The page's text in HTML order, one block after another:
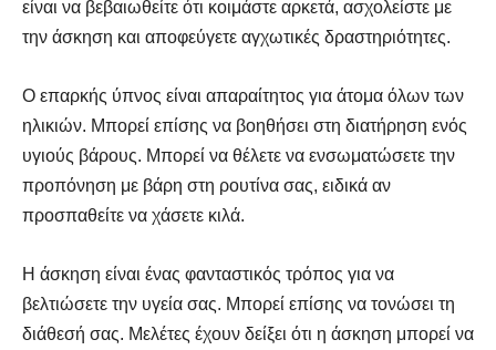
είναι να βεβαιωθείτε ότι κοιμάστε αρκετά, ασχολείστε με
την άσκηση και αποφεύγετε αγχωτικές δραστηριότητες.
Ο επαρκής ύπνος είναι απαραίτητος για άτομα όλων των
ηλικιών. Μπορεί επίσης να βοηθήσει στη διατήρηση ενός
υγιούς βάρους. Μπορεί να θέλετε να ενσωματώσετε την
προπόνηση με βάρη στη ρουτίνα σας, ειδικά αν
προσπαθείτε να χάσετε κιλά.
Η άσκηση είναι ένας φανταστικός τρόπος για να
βελτιώσετε την υγεία σας. Μπορεί επίσης να τονώσει τη
διάθεσή σας. Μελέτες έχουν δείξει ότι η άσκηση μπορεί να